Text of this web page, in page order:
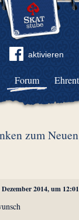
aktivieren
Forum
zum
Dezember 2014, um 12:01